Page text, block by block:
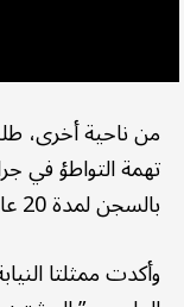
من ناحية أخرى،
تهمة التواطؤ في
بالسجن لمدة 20 عاما.
وأكدت ممثلتا